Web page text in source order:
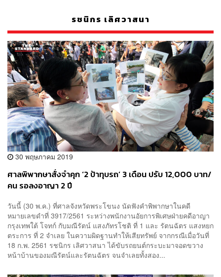
รชนิกร เลิศวาสนา
30 พฤษภาคม 2019
ศาลพิพากษาสั่งจำคุก ‘2 ป้าทุบรถ’ 3 เดือน ปรับ 12,000 บาท/
คน รอลงอาญา 2 ปี
วันนี้ (30 พ.ค.) ที่ศาลจังหวัดพระโขนง นัดฟังคำพิพากษาในคดี
หมายเลขดำที่ 3917/2561 ระหว่างพนักงานอัยการพิเศษฝ่ายคดีอาญา
กรุงเทพใต้ โจทก์ กับมณีรัตน์ แสงภัทรโชติ ที่ 1 และ รัตนฉัตร แสงหยก
ตระการ ที่ 2 จำเลย ในความผิดฐานทำให้เสียทรัพย์ จากกรณีเมื่อวันที่
18 ก.พ. 2561 รชนิกร เลิศวาสนา ได้ขับรถยนต์กระบะมาจอดขวาง
หน้าบ้านของมณีรัตน์และรัตนฉัตร จนจำเลยทั้งสอง...